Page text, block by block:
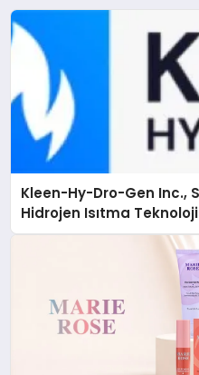
Kleen-Hy-Dro-Gen Inc.,
Hidrojen Isıtma
Düzenleyici Onaylarını